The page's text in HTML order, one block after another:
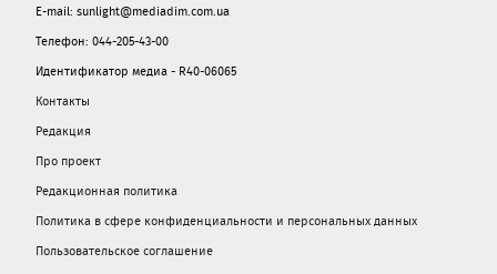
E-mail: sunlight@mediadim.com.ua
Телефон: 044-205-43-00
Идентификатор медиа - R40-06065
Контакты
Редакция
Про проект
Редакционная политика
Политика в сфере конфиденциальности и персональных данных
Пользовательское соглашение